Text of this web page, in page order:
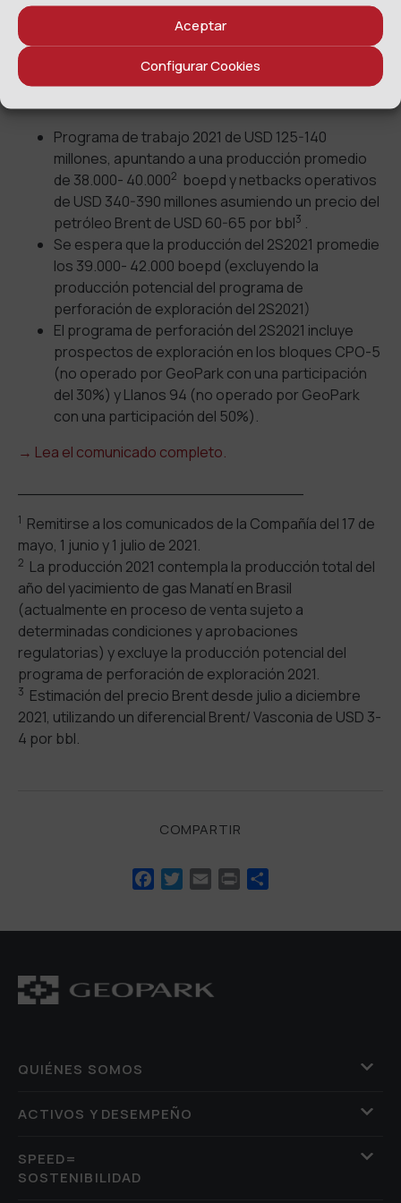
Aceptar
Configurar Cookies
efectivo de USD 35,7 millones).
Gastos de capital por USD 34,4 millones.
Aceleramiento de la producción y de flujos de
Programa de trabajo 2021 de USD 125-140
millones, apuntando a una producción promedio
de 38.000- 40.0002 boepd y netbacks operativos
de USD 340-390 millones asumiendo un precio del
petróleo Brent de USD 60-65 por bbl3 .
Se espera que la producción del 2S2021 promedie
los 39.000- 42.000 boepd (excluyendo la
producción potencial del programa de
perforación de exploración del 2S2021)
El programa de perforación del 2S2021 incluye
prospectos de exploración en los bloques CPO-5
(no operado por GeoPark con una participación
del 30%) y Llanos 94 (no operado por GeoPark
con una participación del 50%).
→ Lea el comunicado completo.
1 Remitirse a los comunicados de la Compañía del 17 de
mayo, 1 junio y 1 julio de 2021.
2 La producción 2021 contempla la producción total del
año del yacimiento de gas Manatí en Brasil
(actualmente en proceso de venta sujeto a
determinadas condiciones y aprobaciones
regulatorias) y excluye la producción potencial del
programa de perforación de exploración 2021.
3 Estimación del precio Brent desde julio a diciembre
2021, utilizando un diferencial Brent/ Vasconia de USD 3-
4 por bbl.
COMPARTIR
Facebook
Twitter
Email Print
QUIÉNES SOMOS
ACTIVOS Y DESEMPEÑO
SPEED=
SOSTENIBILIDAD